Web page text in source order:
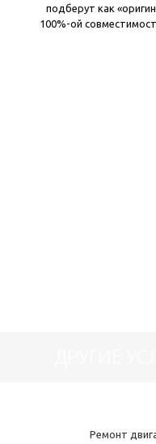
подберут как
100%-ой
Ремонт